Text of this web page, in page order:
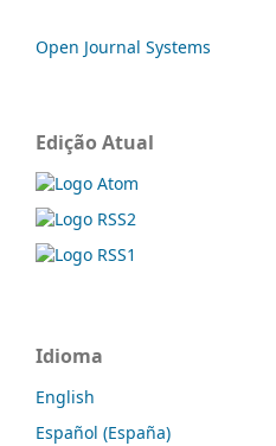
Open Journal Systems
Edição Atual
Idioma
English
Español (España)